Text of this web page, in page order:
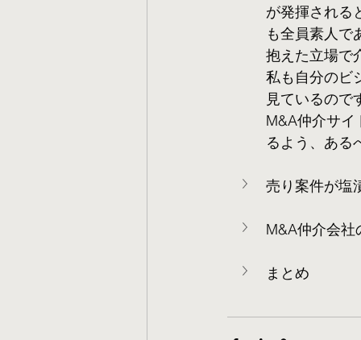
が発揮される
も全員素人で
抱えた立場で
私も自分のビ
見ているので
M&A仲介サ
るよう、ある
売り案件が塩
M&A仲介会社
まとめ